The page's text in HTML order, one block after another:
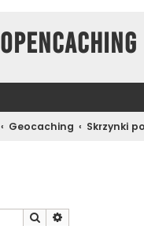
Geocaching Skrzynki
Szukaj